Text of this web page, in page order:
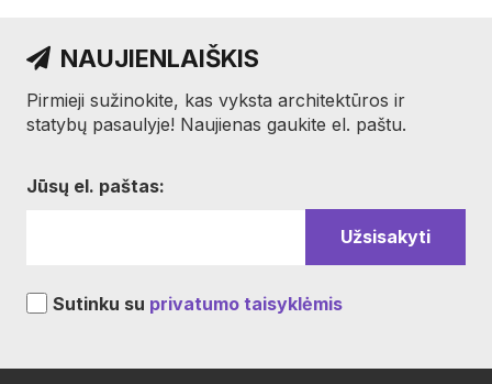
NAUJIENLAIŠKIS
Pirmieji sužinokite, kas vyksta architektūros ir
statybų pasaulyje! Naujienas gaukite el. paštu.
Jūsų el. paštas:
Sutinku su privatumo taisyklėmis